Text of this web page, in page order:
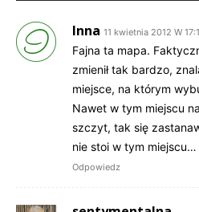
Inna 11 kwietnia 2012 W
Fajna ta mapa.
zmienił tak bardzo,
miejsce, na którym
Nawet w tym miejscu
szczyt, tak się
nie stoi w tym miejscu…
Odpowiedz